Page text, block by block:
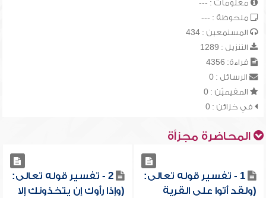
معلومات : ---
ملحوظة : ---
المستمعين : 434
التنزيل : 1289
قراءة: 4356
الرسائل : 0
المقيميّن : 0
في خزائن : 0
المحاضرة مجزأة
1 - تفسير قوله تعالى:
(ولقد أتوا على القرية
2 - تفسير قوله تعالى:
(وإذا رأوك إن يتخذونك إلا